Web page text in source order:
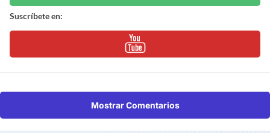
Suscríbete en:
Mostrar Comentarios